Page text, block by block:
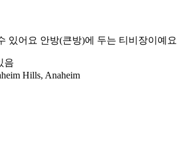
있어요 안방(큰방)에 두는 티비장이예요
음
Hills, Anaheim